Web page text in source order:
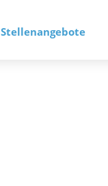
Stellenangebote